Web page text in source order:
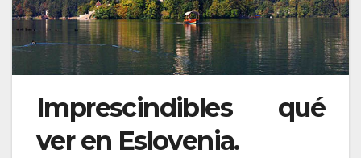
Imprescindibles qué
ver en Eslovenia.